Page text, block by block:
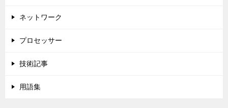
ネットワーク
プロセッサー
技術記事
用語集